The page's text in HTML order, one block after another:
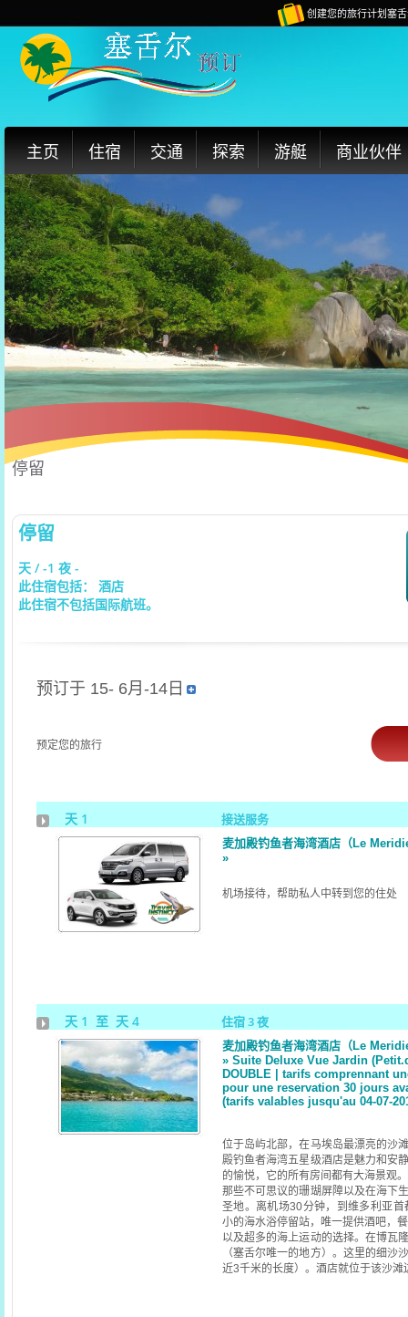
创建您的旅行计划塞
主页 住宿 交通 探索 游艇 商业伙伴
停留
停留
天 / -1 夜 -
此住宿包括： 酒店
此住宿不包括国际航班。
预订于 15- 6月-14日
预定您的旅行
天 1 接送服务
麦加殿钓鱼者海湾酒店（Le
»
机场接待，帮助私人中转到您的住处
天 1 至 天 4 住宿 3 夜
麦加殿钓鱼者海湾酒店（Le
» Suite Deluxe Vue Jardin
DOUBLE | tarifs comprennant
pour une reservation 30 jours
(tarifs valables jusqu'au 04-07-
位于岛屿北部，在马埃岛最漂亮的沙
殿钓鱼者海湾五星级酒店是魅力和安
的愉悦，它的所有房间都有大海景观。
那些不可思议的珊瑚屏障以及在海下
圣地。离机场30分钟，到维多利亚
小的海水浴停留站，唯一提供酒吧，
以及超多的海上运动的选择。在博瓦
（塞舌尔唯一的地方）。这里的细沙
近3千米的长度）。酒店就位于该沙滩